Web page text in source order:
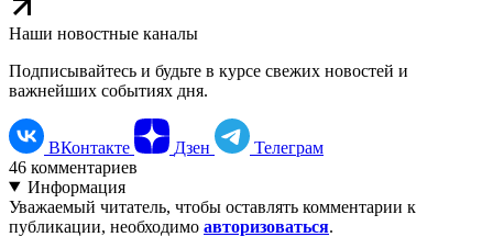
Наши новостные каналы
Подписывайтесь и будьте в курсе свежих новостей и
важнейших событиях дня.
ВКонтакте Дзен
Телеграм
46 комментариев
Информация
Уважаемый читатель, чтобы оставлять комментарии к
публикации, необходимо авторизоваться.